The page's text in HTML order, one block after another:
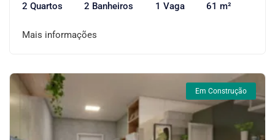
2 Quartos 2 Banheiros 1 Vaga 61 m²
Mais informações
Em Construção